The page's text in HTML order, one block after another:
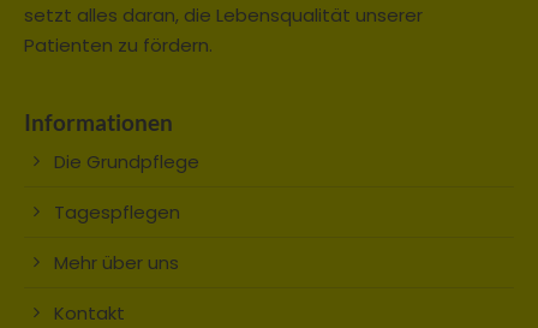
setzt alles daran, die Lebensqualität unserer
Patienten zu fördern.
Informationen
Die Grundpflege
Tagespflegen
Mehr über uns
Kontakt